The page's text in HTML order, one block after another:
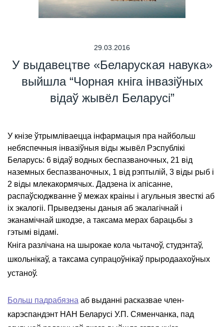
29.03.2016
У выдавецтве «Беларуская навука»
выйшла “Чорная кніга інвазіўных
відаў жывёл Беларусі”
У кнізе ўтрымліваецца інфармацыя пра найбольш
небяспечныя інвазіўныя віды жывёл Рэспублікі
Беларусь: 6 відаў водных беспазваночных, 21 від
наземных беспазваночных, 1 від рэптылій, 3 віды рыб і
2 віды млекакормячых. Дадзена іх апісанне,
распаўсюджванне ў межах краіны і агульныя звесткі аб
іх экалогіі. Прыведзены даныя аб экалагічнай і
эканамічнай шкодзе, а таксама мерах барацьбы з
гэтымі відамі.
Кніга разлічана на шырокае кола чытачоў, студэнтаў,
школьнікаў, а таксама супрацоўнікаў прыродаахоўных
устаноў.
Больш падрабязна аб выданні расказвае член-
карэспандэнт НАН Беларусі У.П. Сяменчанка, пад